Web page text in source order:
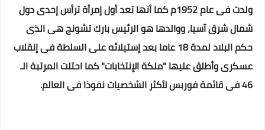
ولدت فى عام 1952م كما أنها تعد أول إمرأة ترأس إحدى دول
شمال شرق آسيا، ووالدها هو الرئيس بارك تشونج هى الذى
حكم البلاد لمدة 18 عاما بعد إستيلائه على السلطة فى إنقلاب
عسكرى وأطلق عليها "ملكة الإنتخابات" كما احتلت المرتبة الـ
46 فى قائمة فوربس لأكثر الشخصيات نفوذا فى العالم.